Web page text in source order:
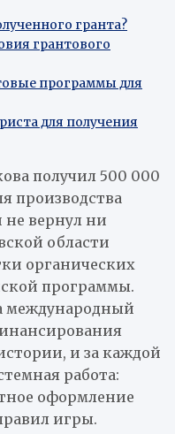
гранта?
грантового
программы для
для получения
получил 500 000
производства
вернул ни
области
органических
программы.
международный
и за каждой
работа:
оформление
игры.